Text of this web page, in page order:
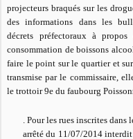
projecteurs braqués sur les
des informations dans les
décrets préfectoraux à
consommation de boissons
faire le point sur le quartier et
transmise par le commissaire,
le trottoir 9e du faubourg
. Pour les rues inscrites
arrêté du 11/07/2014